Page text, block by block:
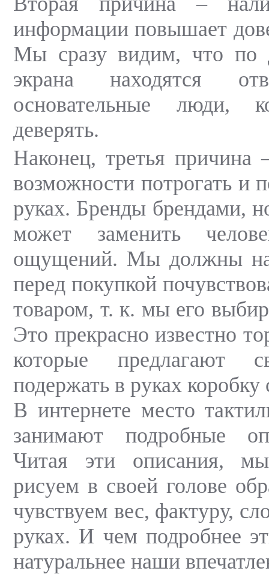
информации повышает
Мы сразу видим, что по
экрана находятся
основательные люди,
деверять.
Наконец, третья причина
возможности потрогать и
руках. Бренды брендами,
может заменить
ощущений. Мы должны на
перед покупкой
товаром, т. к. мы его
Это прекрасно известно
которые предлагают
подержать в руках коробку
В интернете место
занимают подробные
Читая эти описания, мы
рисуем в своей голове
чувствуем вес, фактуру,
руках. И чем подробнее
натуральнее наши